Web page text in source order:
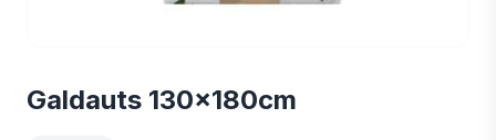
Galdauts 130x180cm